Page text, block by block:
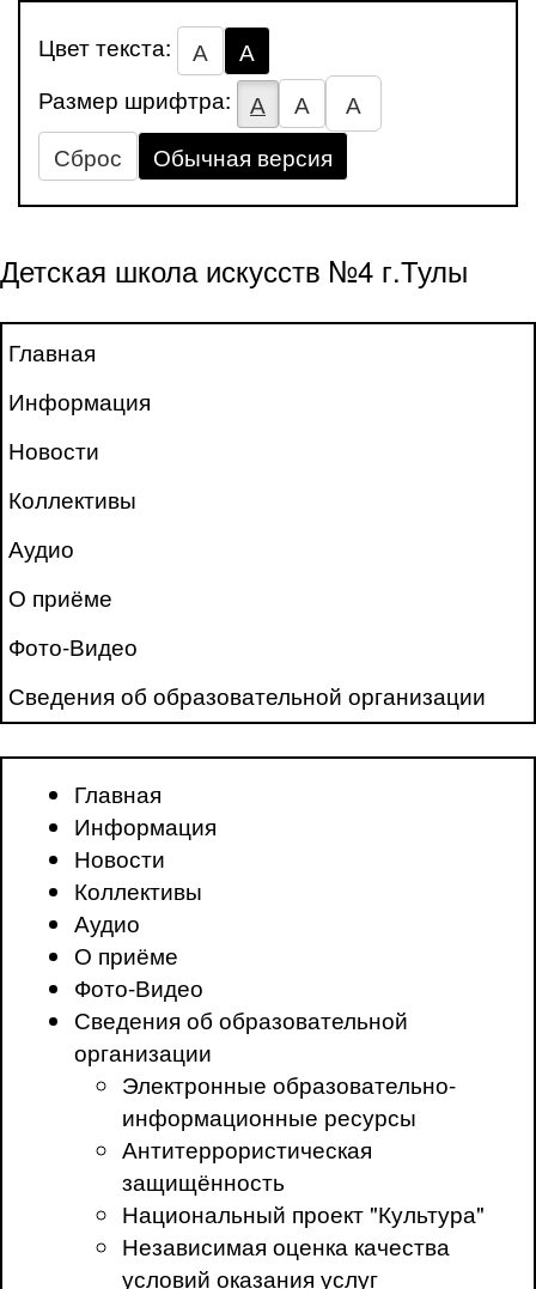
Цвет текста: А
А
Размер шрифтра:
А А
А
Сброс
Обычная версия
Детская школа искусств №4 г.Тулы
Главная
Информация
Новости
Коллективы
Аудио
О приёме
Фото-Видео
Сведения об образовательной организации
Главная
Информация
Новости
Коллективы
Аудио
О приёме
Фото-Видео
Сведения об образовательной
организации
Электронные образовательно-
информационные ресурсы
Антитеррористическая
защищённость
Национальный проект "Культура"
Независимая оценка качества
условий оказания услуг